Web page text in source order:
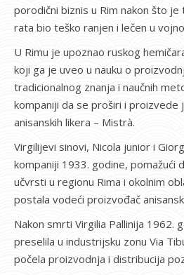
porodični biznis u Rim nakon što
rata bio teško ranjen i lečen u
U Rimu je upoznao ruskog
koji ga je uveo u nauku o
tradicionalnog znanja i naučnih
kompaniji da se proširi i proizvede
anisanskih likera – Mistrà.
Virgilijevi sinovi, Nicola junior i
kompaniji 1933. godine, pomažući
učvrsti u regionu Rima i okolnim
postala vodeći proizvođač
Nakon smrti Virgilia Pallinija 1962.
preselila u industrijsku zonu Via
počela proizvodnja i distribucija